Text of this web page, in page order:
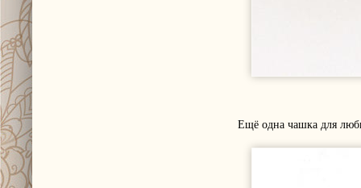
Ещё одна чашка для